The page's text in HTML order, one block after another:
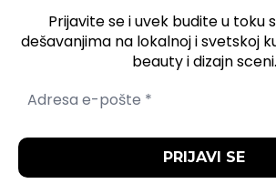
Oglašavanje
Kontakt
Spotify
Prijavite se i uvek budite u toku
dešavanjima na lokalnoj i svetskoj
beauty i dizajn sceni.